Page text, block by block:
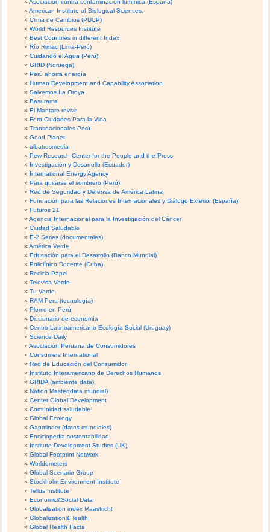
Asociación contra contaminación lumínica (España)
American Institute of Biological Sciences.
Clima de Cambios (PUCP)
World Resources Institute
Best Countries in different Index
Río Rimac (Lima-Perú)
Cuidando el Agua (Perú)
GRID (Noruega)
Perú ahorra energía
Human Development and Capability Association
Salvemos La Oroya
Basurama
El Mantaro revive
Foro Ciudades Para la Vida
Transnacionales Perú
Good Planet
albatrosmedia
Pew Research Center for the People and the Press
Investigación y Desarrollo (Ecuador)
International Energy Agency
Para quitarse el sombrero (Perú)
Red de Seguridad y Defensa de América Latina
Fundación para las Relaciones Internacionales y Diálogo Exterior (España)
Futuros 21
Agencia Internacional para la Investigación del Cáncer
Ciudad Saludable
E-2 Series (documentales)
América Verde
Educación para el Desarrollo (Banco Mundial)
Policlínico Docente (Cuba)
Recicla Papel
Televisa Verde
Tu Verde
RAM Peru (tecnología)
Plomo en Perú
Diccionario de economía
Centro Latinoamericano Ecología Social (Uruguay)
Science Daily
Asociación Peruana de Consumidores
Consumers International
Red de Educación del Consumidor
Instituto Interamericano de Derechos Humanos
GRIDA (ambiente data)
Nation Master(data mundial)
Center Global Development
Comunidad saludable
Global Ecology
Gapminder (datos mundiales)
Enciclopedia sustentabilidad
Institute Development Studies (UK)
Global Footprint Network
Worldometers
Global Scenario Group
Stockholm Environment Institute
Tellus Institute
Economic&Social Data
Globalisation index Maastricht
Globalization&Health
Global Health Facts